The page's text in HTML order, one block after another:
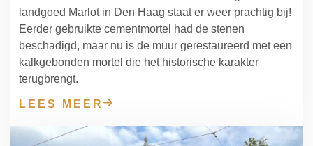
landgoed Marlot in Den Haag staat er weer prachtig bij!
Eerder gebruikte cementmortel had de stenen
beschadigd, maar nu is de muur gerestaureerd met een
kalkgebonden mortel die het historische karakter
terugbrengt.
LEES MEER